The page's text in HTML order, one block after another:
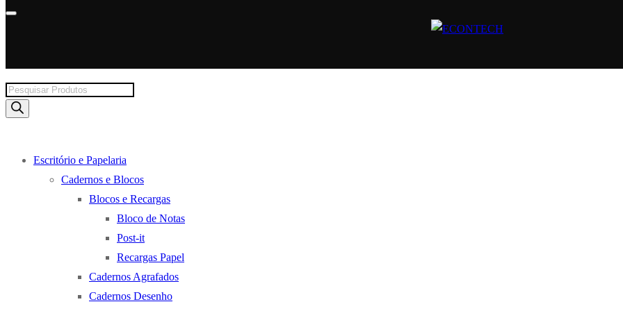
Products
search
Escritório e Papelaria
Cadernos e Blocos
Blocos e Recargas
Bloco de Notas
Post-it
Recargas Papel
Cadernos Agrafados
Cadernos Desenho